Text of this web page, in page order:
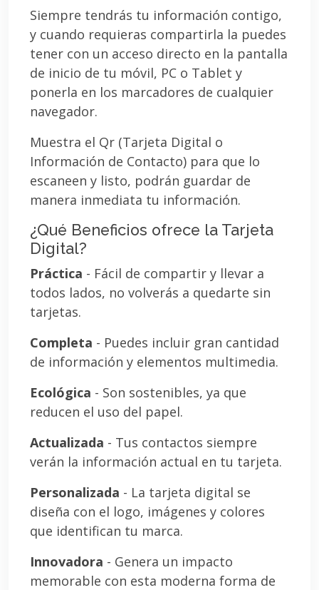
Siempre tendrás tu información contigo,
y cuando requieras compartirla la puedes
tener con un acceso directo en la pantalla
de inicio de tu móvil, PC o Tablet y
ponerla en los marcadores de cualquier
navegador.
Muestra el Qr (Tarjeta Digital o
Información de Contacto) para que lo
escaneen y listo, podrán guardar de
manera inmediata tu información.
¿Qué Beneficios ofrece la Tarjeta
Digital?
Práctica - Fácil de compartir y llevar a
todos lados, no volverás a quedarte sin
tarjetas.
Completa - Puedes incluir gran cantidad
de información y elementos multimedia.
Ecológica - Son sostenibles, ya que
reducen el uso del papel.
Actualizada - Tus contactos siempre
verán la información actual en tu tarjeta.
Personalizada - La tarjeta digital se
diseña con el logo, imágenes y colores
que identifican tu marca.
Innovadora - Genera un impacto
memorable con esta moderna forma de